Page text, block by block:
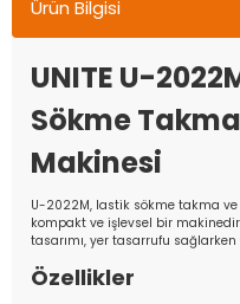
adresinize teslim edilir.
Ürün Bilgisi
UNITE U-
Sökme
Makinesi
U-2022M, lastik sökme takma
kompakt ve işlevsel bir
tasarımı, yer tasarrufu
Özellikler